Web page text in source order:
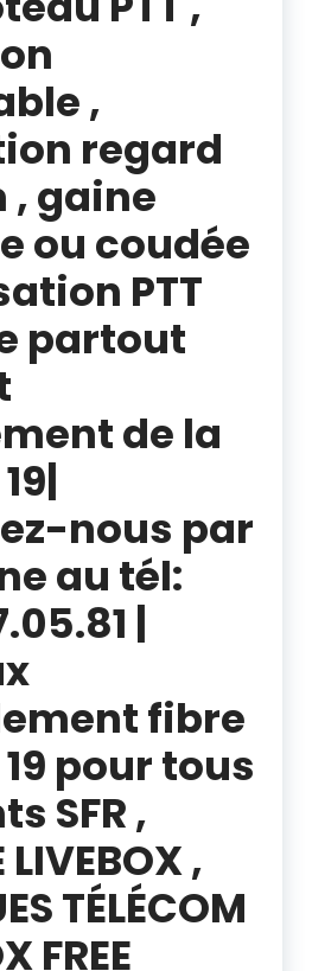
,
regard
, gaine
ou coudée
PTT
partout
de la
|
nous par
au tél:
|
fibre
pour tous
SFR ,
LIVEBOX ,
TÉLÉCOM
FREE